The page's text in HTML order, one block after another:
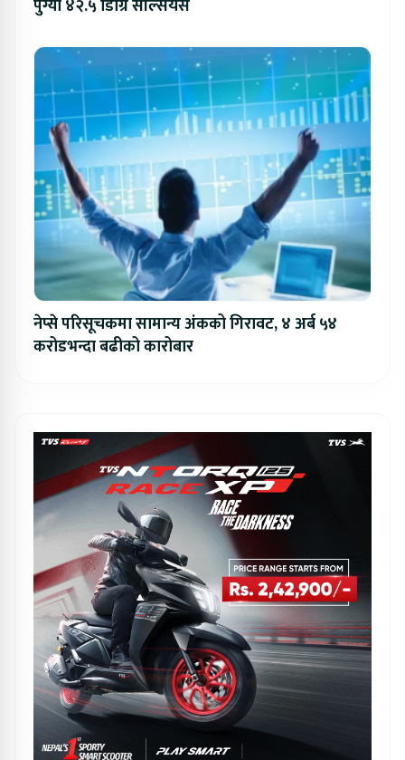
पुग्यो ४२.५ डिग्रि सेल्सियस
नेप्से परिसूचकमा सामान्य अंकको गिरावट, ४ अर्ब ५४
करोडभन्दा बढीको कारोबार